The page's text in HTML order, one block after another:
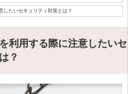
したいセキュリティ対策とは？
利用する際に注意したいセ
？